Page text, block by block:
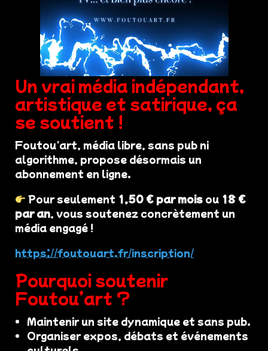
Un vrai média indépendant,
artistique et satirique, ça
se soutient !
Foutou'art, média libre, sans pub ni
algorithme, propose désormais un
abonnement en ligne.
Pour seulement 1,50 € par mois ou 18 €
par an, vous soutenez concrètement un
média engagé !
https://foutouart.fr/inscription/
Pourquoi soutenir
Foutou’art ?
Maintenir un site dynamique et sans pub.
Organiser expos, débats et événements